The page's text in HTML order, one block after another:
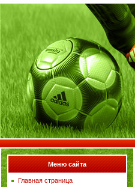
Меню сайта
Главная страница